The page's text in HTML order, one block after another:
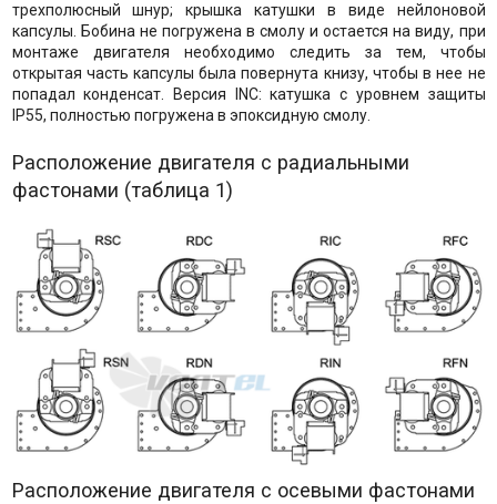
трехполюсный шнур; крышка катушки в виде нейлоновой
капсулы. Бобина не погружена в смолу и остается на виду, при
монтаже двигателя необходимо следить за тем, чтобы
открытая часть капсулы была повернута книзу, чтобы в нее не
попадал конденсат. Версия INC: катушка с уровнем защиты
IP55, полностью погружена в эпоксидную смолу.
Расположение двигателя с радиальными
фастонами (таблица 1)
Расположение двигателя с осевыми фастонами